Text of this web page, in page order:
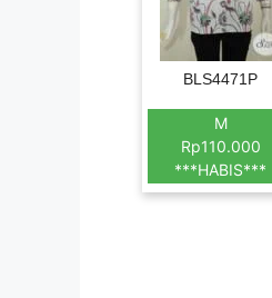
BLS4471P
M
Rp110.000
***HABIS***